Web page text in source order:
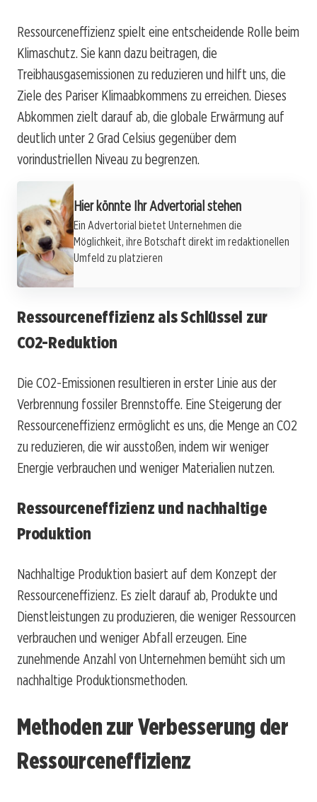
Ressourceneffizienz spielt eine entscheidende Rolle beim
Klimaschutz. Sie kann dazu beitragen, die
Treibhausgasemissionen zu reduzieren und hilft uns, die
Ziele des Pariser Klimaabkommens zu erreichen. Dieses
Abkommen zielt darauf ab, die globale Erwärmung auf
deutlich unter 2 Grad Celsius gegenüber dem
vorindustriellen Niveau zu begrenzen.
Hier könnte Ihr Advertorial stehen
Ein Advertorial bietet Unternehmen die
Möglichkeit, ihre Botschaft direkt im redaktionellen
Umfeld zu platzieren
Ressourceneffizienz als Schlüssel zur
CO2-Reduktion
Die CO2-Emissionen resultieren in erster Linie aus der
Verbrennung fossiler Brennstoffe. Eine Steigerung der
Ressourceneffizienz ermöglicht es uns, die Menge an CO2
zu reduzieren, die wir ausstoßen, indem wir weniger
Energie verbrauchen und weniger Materialien nutzen.
Ressourceneffizienz und nachhaltige
Produktion
Nachhaltige Produktion basiert auf dem Konzept der
Ressourceneffizienz. Es zielt darauf ab, Produkte und
Dienstleistungen zu produzieren, die weniger Ressourcen
verbrauchen und weniger Abfall erzeugen. Eine
zunehmende Anzahl von Unternehmen bemüht sich um
nachhaltige Produktionsmethoden.
Methoden zur Verbesserung der
Ressourceneffizienz